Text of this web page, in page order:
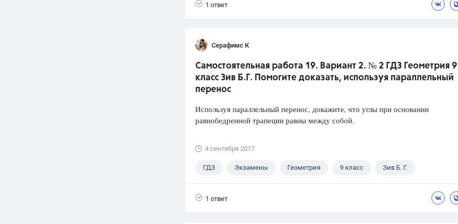
1 ответ
Серафимс К
Самостоятельная работа 19. Вариант 2. № 2 ГДЗ Геометрия 9
класс Зив Б.Г. Помогите доказать, используя параллельный
перенос
Используя параллельный перенос, докажите, что углы при основании
равнобедренной трапеции равны между собой.
4 сентября 2017
ГДЗ Экзамены Геометрия 9 класс Зив Б. Г.
1 ответ